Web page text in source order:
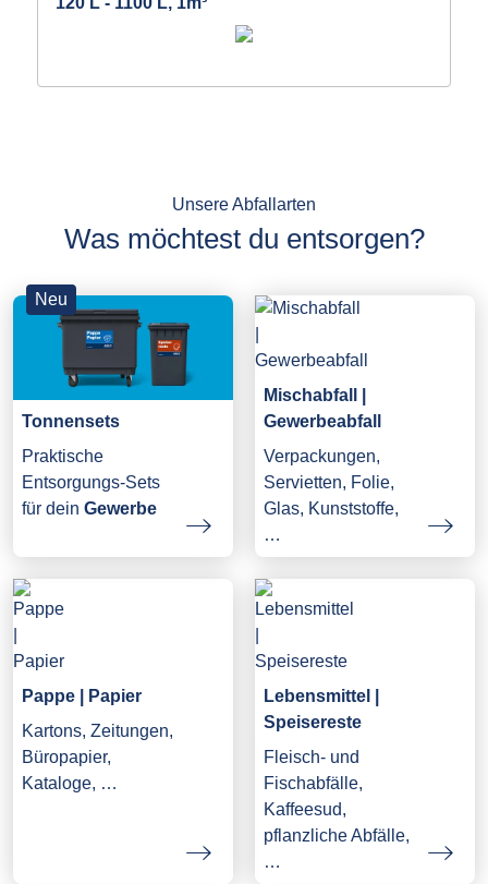
Unsere Abfallarten
Was möchtest du entsorgen?
Neu
Tonnensets
Praktische
Entsorgungs-Sets
für dein Gewerbe
Mischabfall |
Gewerbeabfall
Verpackungen,
Servietten, Folie,
Glas, Kunststoffe,
…
Pappe | Papier
Kartons, Zeitungen,
Büropapier,
Kataloge, …
Lebensmittel |
Speisereste
Fleisch- und
Fischabfälle,
Kaffeesud,
pflanzliche Abfälle,
…